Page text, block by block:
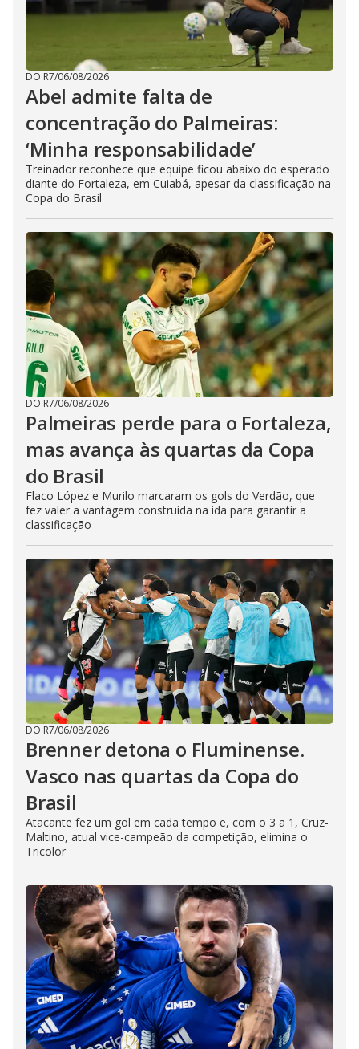
DO R7/06/08/2026
Abel admite falta de
concentração do Palmeiras:
‘Minha responsabilidade’
Treinador reconhece que equipe ficou abaixo do esperado
diante do Fortaleza, em Cuiabá, apesar da classificação na
Copa do Brasil
DO R7/06/08/2026
Palmeiras perde para o Fortaleza,
mas avança às quartas da Copa
do Brasil
Flaco López e Murilo marcaram os gols do Verdão, que
fez valer a vantagem construída na ida para garantir a
classificação
DO R7/06/08/2026
Brenner detona o Fluminense.
Vasco nas quartas da Copa do
Brasil
Atacante fez um gol em cada tempo e, com o 3 a 1, Cruz-
Maltino, atual vice-campeão da competição, elimina o
Tricolor